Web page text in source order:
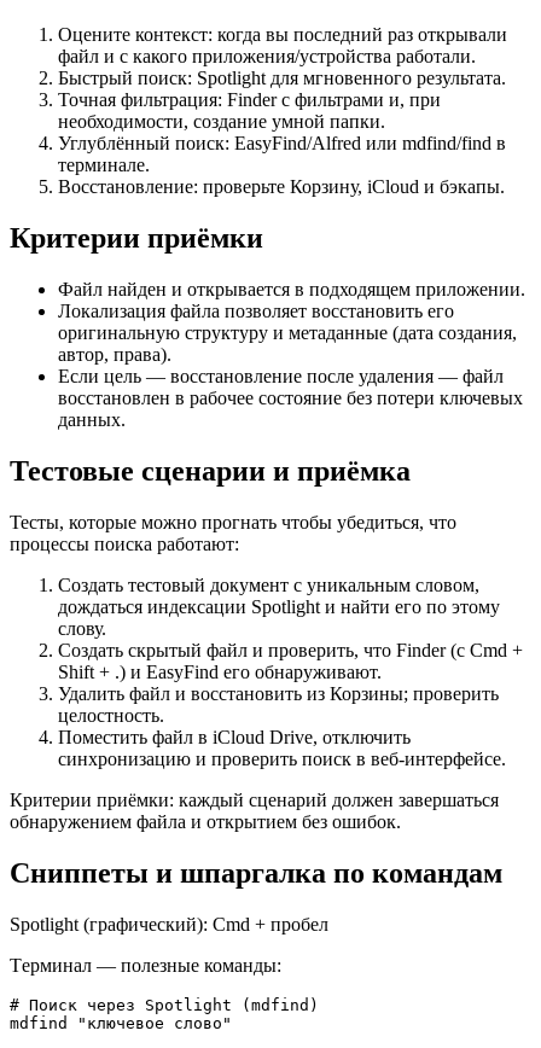
Оцените контекст: когда вы последний раз открывали
файл и с какого приложения/устройства работали.
Быстрый поиск: Spotlight для мгновенного результата.
Точная фильтрация: Finder с фильтрами и, при
необходимости, создание умной папки.
Углублённый поиск: EasyFind/Alfred или mdfind/find в
терминале.
Восстановление: проверьте Корзину, iCloud и бэкапы.
Критерии приёмки
Файл найден и открывается в подходящем приложении.
Локализация файла позволяет восстановить его
оригинальную структуру и метаданные (дата создания,
автор, права).
Если цель — восстановление после удаления — файл
восстановлен в рабочее состояние без потери ключевых
данных.
Тестовые сценарии и приёмка
Тесты, которые можно прогнать чтобы убедиться, что
процессы поиска работают:
Создать тестовый документ с уникальным словом,
дождаться индексации Spotlight и найти его по этому
слову.
Создать скрытый файл и проверить, что Finder (с Cmd +
Shift + .) и EasyFind его обнаруживают.
Удалить файл и восстановить из Корзины; проверить
целостность.
Поместить файл в iCloud Drive, отключить
синхронизацию и проверить поиск в веб-интерфейсе.
Критерии приёмки: каждый сценарий должен завершаться
обнаружением файла и открытием без ошибок.
Сниппеты и шпаргалка по командам
Spotlight (графический): Cmd + пробел
Tерминал — полезные команды:
# Поиск через Spotlight (mdfind)
mdfind "ключевое слово"